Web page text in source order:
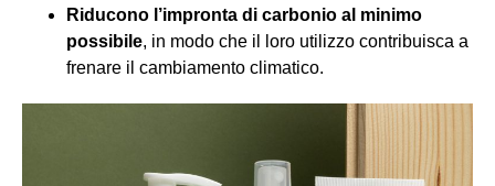
Riducono l’impronta di carbonio al minimo
possibile, in modo che il loro utilizzo contribuisca a
frenare il cambiamento climatico.